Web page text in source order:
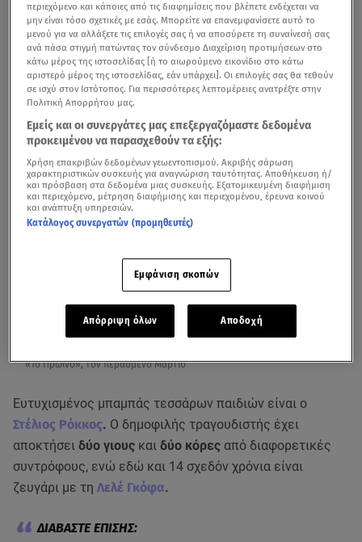
«Το Πρωινό», τον περασμένο Μάρτιο
Ευτυχισμένος μπαμπάς τεσσάρων παιδιών είναι ο
Στέλιος Ρόκκος. Ο δημοφιλής τραγουδιστής έχει
αποκτήσει δύο γιους και δύο κόρες από διαφορετικές
συντρόφους, ενώ εδώ και 14 σχεδόν χρόνια είναι
ζευγάρι με τη Λελέ Γκόφα.
περιεχόμενο και κάποιες από τις διαφημίσεις που βλέπετε ενδέχεται να
μην είναι τόσο σχετικές με εσάς. Μπορείτε να επανεμφανίσετε αυτό το
μενού για να αλλάξετε τις επιλογές σας ή να αποσύρετε τη συναίνεσή σας
ανά πάσα στιγμή πατώντας τον σύνδεσμο Διαχείριση προτιμήσεων στο
κάτω μέρος της ιστοσελίδας [ή το αιωρούμενο εικονίδιο στο κάτω
αριστερό μέρος της ιστοσελίδας, εάν υπάρχει]. Οι επιλογές σας θα τεθούν
σε ισχύ στον Ιστότοπος. Για περισσότερες λεπτομέρειες ανατρέξτε στην
Πολιτική Απορρήτου μας.
Εμείς και οι συνεργάτες μας επεξεργαζόμαστε δεδομένα
προκειμένου να παρασχεθούν τα εξής:
Χρήση επακριβών δεδομένων γεωεντοπισμού. Ακριβής σάρωση
χαρακτηριστικών συσκευής για αναγνώριση ταυτότητας. Αποθήκευση ή/
και πρόσβαση στα δεδομένα μιας συσκευής. Εξατομικευμένη διαφήμιση
και περιεχόμενο, μέτρηση διαφήμισης και περιεχομένου, έρευνα κοινού
και ανάπτυξη υπηρεσιών.
Κατάλογος συνεργατών (προμηθευτές)
Εμφάνιση σκοπών
Απόρριψη όλων Αποδοχή